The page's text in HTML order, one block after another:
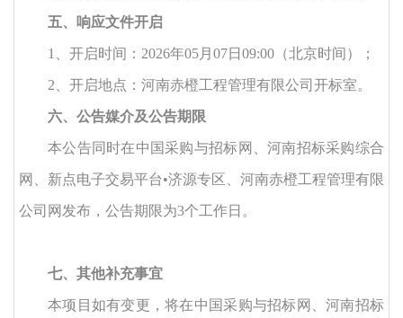
五、响应文件开启
1、开启时间：2026年05月07日09:00（北京时间）；
2、开启地点：河南赤橙工程管理有限公司开标室。
六、公告媒介及公告期限
本公告同时在中国采购与招标网、河南招标采购综合
网、新点电子交易平台•济源专区、河南赤橙工程管理有限
公司网发布，公告期限为3个工作日。
七、其他补充事宜
本项目如有变更，将在中国采购与招标网、河南招标